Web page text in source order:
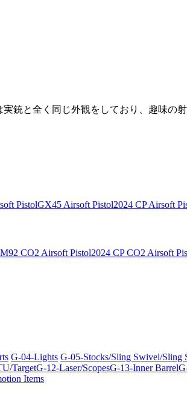
銃と全く同じ外観をしており、趣味の
PistolGX45 Airsoft Pistol2024 CP Airsoft
CO2 Airsoft Pistol2024 CP CO2 Airsoft
G-04-Lights G-05-Stocks/Sling Swivel/Sling
TargetG-12-Laser/ScopesG-13-Inner Barrel
Items